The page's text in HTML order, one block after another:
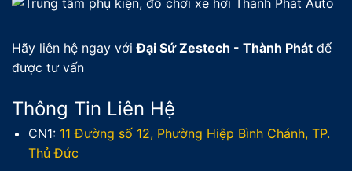
Hãy liên hệ ngay vớiĐại Sứ Zestech - Thành Phát để
được tư vấn
Thông Tin Liên Hệ
CN1: 11 Đường số 12, Phường Hiệp Bình Chánh, TP.
Thủ Đức